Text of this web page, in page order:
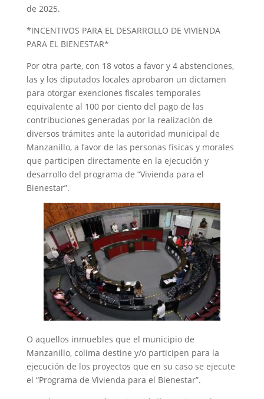
de 2025.
*INCENTIVOS PARA EL DESARROLLO DE VIVIENDA
PARA EL BIENESTAR*
Por otra parte, con 18 votos a favor y 4 abstenciones,
las y los diputados locales aprobaron un dictamen
para otorgar exenciones fiscales temporales
equivalente al 100 por ciento del pago de las
contribuciones generadas por la realización de
diversos trámites ante la autoridad municipal de
Manzanillo, a favor de las personas físicas y morales
que participen directamente en la ejecución y
desarrollo del programa de “Vivienda para el
Bienestar”.
O aquellos inmuebles que el municipio de
Manzanillo, colima destine y/o participen para la
ejecución de los proyectos que en su caso se ejecute
el “Programa de Vivienda para el Bienestar”.